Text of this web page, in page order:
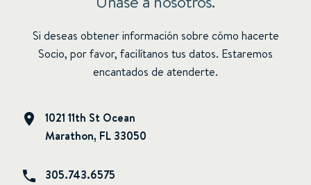
Si deseas obtener información sobre cómo hacerte
Socio, por favor, facilítanos tus datos. Estaremos
encantados de atenderte.
1021 11th St Ocean
Marathon, FL 33050
305.743.6575